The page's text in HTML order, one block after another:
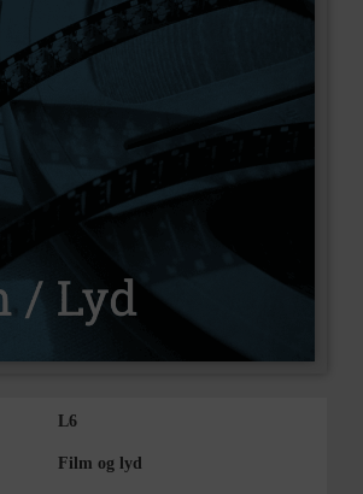
L6
Film og lyd